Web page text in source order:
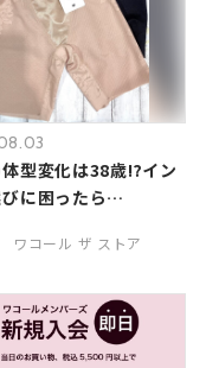
型変化は38歳⁉️イン
に困ったら…
ワコール ザ ストア